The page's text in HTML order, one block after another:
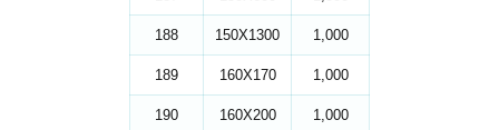
188 150X1300 1,000
189 160X170 1,000
190 160X200 1,000